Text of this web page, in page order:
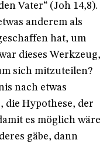
Vater“ (Joh 14,8).
anderem als
hat, um
dieses Werkzeug,
sich mitzuteilen?
nach etwas
die Hypothese, der
es möglich wäre
gäbe, dann